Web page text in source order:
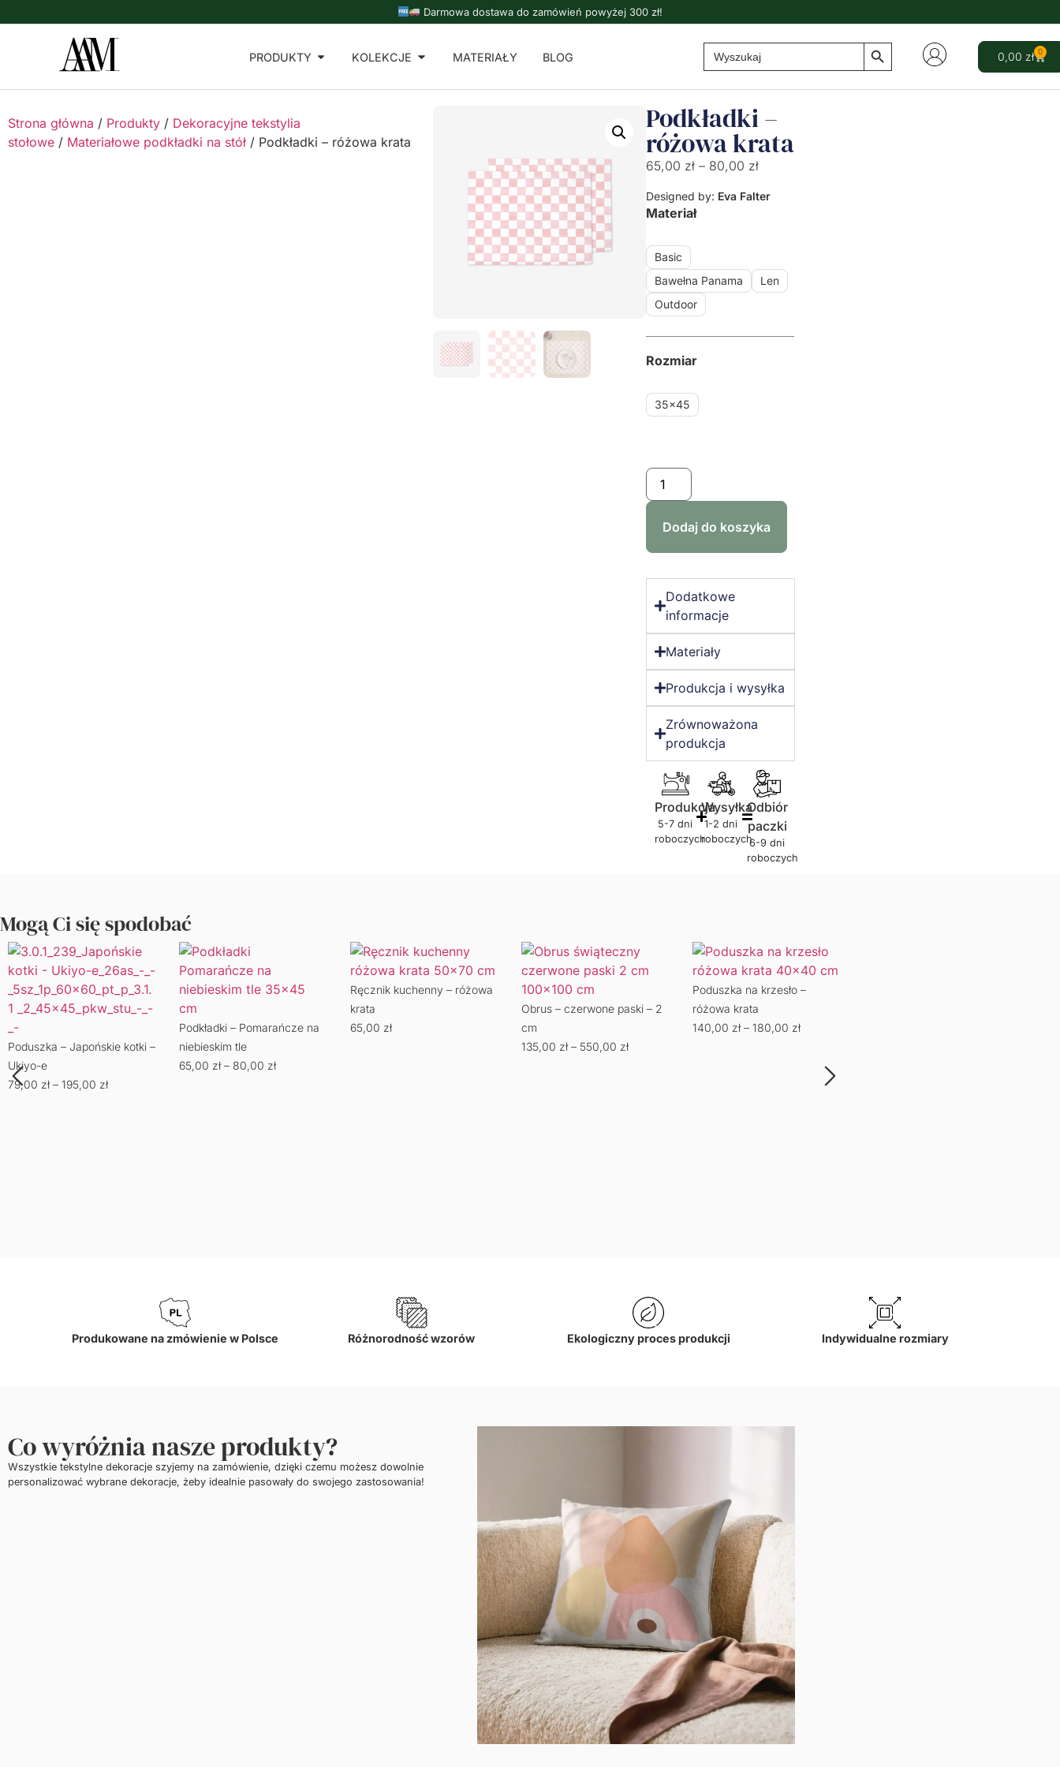
Darmowa dostawa do zamówień powyżej 300 zł!
PRODUKTY KOLEKCJE MATERIAŁY BLOG
Search
for:
Search Button
0,00 zł 0
Strona główna / Produkty / Dekoracyjne tekstylia
stołowe / Materiałowe podkładki na stół / Podkładki – różowa krata
Podkładki –
różowa krata
65,00 zł – 80,00 zł
Designed by: Eva Falter
Materiał
Basic
Bawełna Panama
Len
Outdoor
Rozmiar
35x45
Dodaj do koszyka
Dodatkowe
informacje
Materiały
Produkcja i wysyłka
Zrównoważona
produkcja
Produkcja
5-7 dni
roboczych
Wysyłka
1-2 dni
roboczych
Odbiór
paczki
6-9 dni
roboczych
Mogą Ci się spodobać
Poduszka – Japońskie kotki –
Ukiyo-e
79,00 zł – 195,00 zł
Podkładki – Pomarańcze na
niebieskim tle
65,00 zł – 80,00 zł
Ręcznik kuchenny – różowa
krata
65,00 zł
Obrus – czerwone paski – 2
cm
135,00 zł – 550,00 zł
Poduszka na krzesło –
różowa krata
140,00 zł – 180,00 zł
Produkowane na zmówienie w Polsce Różnorodność wzorów Ekologiczny proces produkcji Indywidualne rozmiary
Co wyróżnia nasze produkty?
Wszystkie tekstylne dekoracje szyjemy na zamówienie, dzięki czemu możesz dowolnie
personalizować wybrane dekoracje, żeby idealnie pasowały do swojego zastosowania!